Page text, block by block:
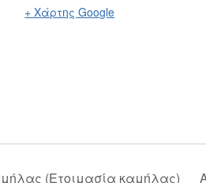
+ Χάρτης Google
(Ετοιμασία καμήλας)